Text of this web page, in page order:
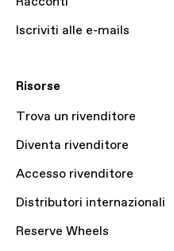
Iscriviti alle e-mails
Risorse
Trova un rivenditore
Diventa rivenditore
Accesso rivenditore
Distributori internazionali
Reserve Wheels